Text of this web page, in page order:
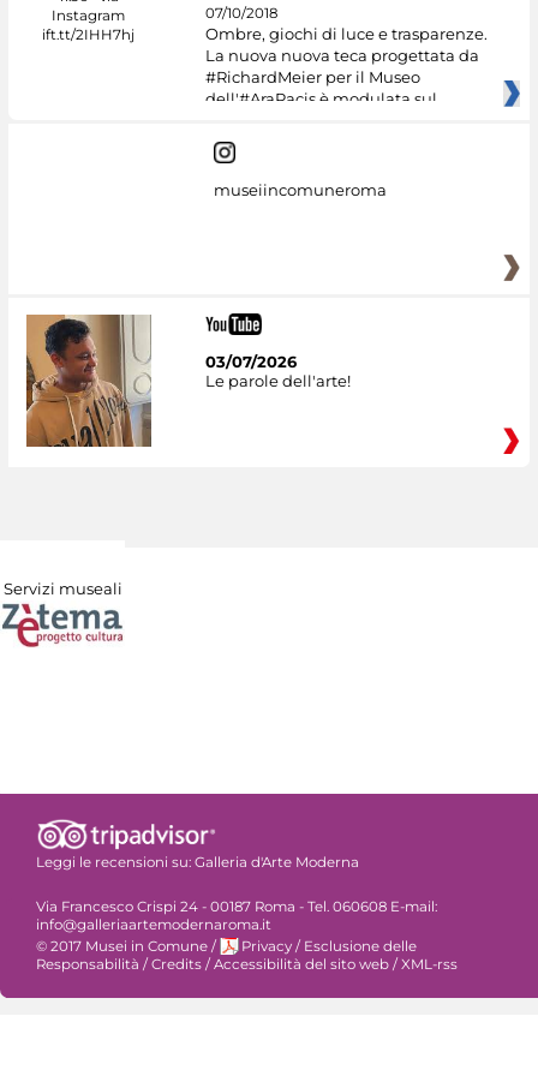
07/10/2018
Ombre, giochi di luce e trasparenze.
La nuova nuova teca progettata da
#RichardMeier per il Museo
dell'#AraPacis è modulata sul
museiincomuneroma
03/07/2026
Le parole dell'arte!
Servizi museali
Leggi le recensioni su: Galleria d'Arte Moderna
Via Francesco Crispi 24 - 00187 Roma - Tel. 060608 E-mail:
info@galleriaartemodernaroma.it
© 2017 Musei in Comune / Privacy / Esclusione delle
Responsabilità / Credits / Accessibilità del sito web / XML-rss